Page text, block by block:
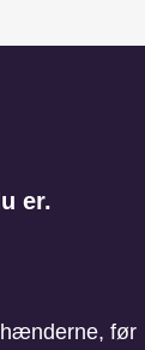
er.
før